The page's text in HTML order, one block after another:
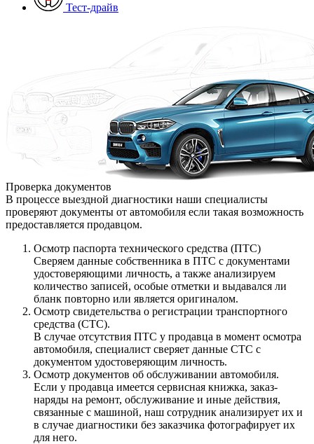
Тест-драйв
Проверка документов
В процессе выездной диагностики наши специалисты
проверяют документы от автомобиля если такая возможность
предоставляется продавцом.
Осмотр паспорта технического средства (ПТС)
Сверяем данные собственника в ПТС с документами
удостоверяющими личность, а также анализируем
количество записей, особые отметки и выдавался ли
бланк повторно или является оригиналом.
Осмотр свидетельства о регистрации транспортного
средства (СТС).
В случае отсутствия ПТС у продавца в момент осмотра
автомобиля, специалист сверяет данные СТС с
документом удостоверяющим личность.
Осмотр документов об обслуживании автомобиля.
Если у продавца имеется сервисная книжка, заказ-
наряды на ремонт, обслуживание и иные действия,
связанные с машиной, наш сотрудник анализирует их и
в случае диагностики без заказчика фотографирует их
для него.